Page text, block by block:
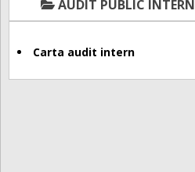
AUDIT PUBLIC INTERN
Carta audit intern